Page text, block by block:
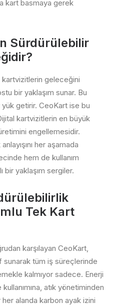
kart basmaya gerek
Sürdürülebilir
geleceğini
bir yaklaşım sunar. Bu
getirir. CeoKart ise bu
kartvizitlerin en büyük
engellemesidir.
her aşamada
hem de kullanım
bir yaklaşım sergiler.
Tek Kart
karşılayan CeoKart,
tüm iş süreçlerinde
kalmıyor sadece. Enerji
atık yönetiminden
alanda karbon ayak izini